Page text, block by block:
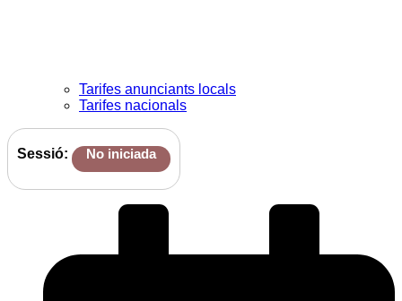
Tarifes anunciants locals
Tarifes nacionals
Sessió: No iniciada